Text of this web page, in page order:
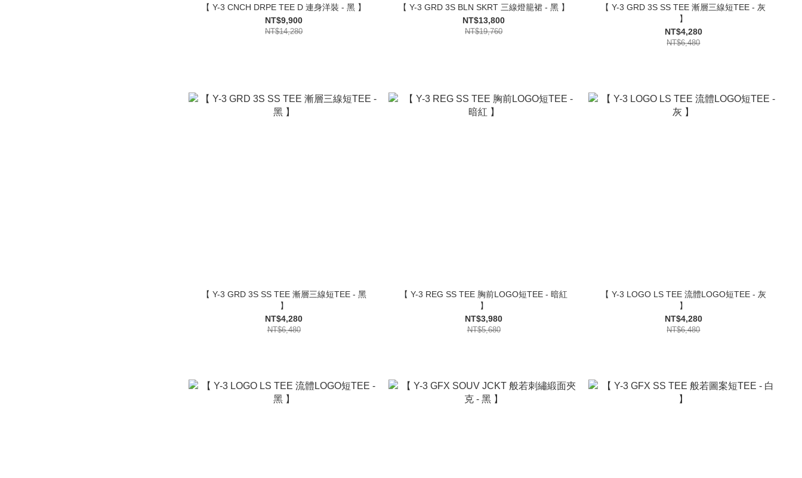
【 Y-3 CNCH DRPE TEE D 連身洋裝 - 黑 】
NT$9,900
NT$14,280
【 Y-3 GRD 3S BLN SKRT 三線燈籠裙 - 黑 】
NT$13,800
NT$19,760
【 Y-3 GRD 3S SS TEE 漸層三線短TEE - 灰
】
NT$4,280
NT$6,480
【 Y-3 GRD 3S SS TEE 漸層三線短TEE - 黑
】
NT$4,280
NT$6,480
【 Y-3 REG SS TEE 胸前LOGO短TEE - 暗紅
】
NT$3,980
NT$5,680
【 Y-3 LOGO LS TEE 流體LOGO短TEE - 灰
】
NT$4,280
NT$6,480